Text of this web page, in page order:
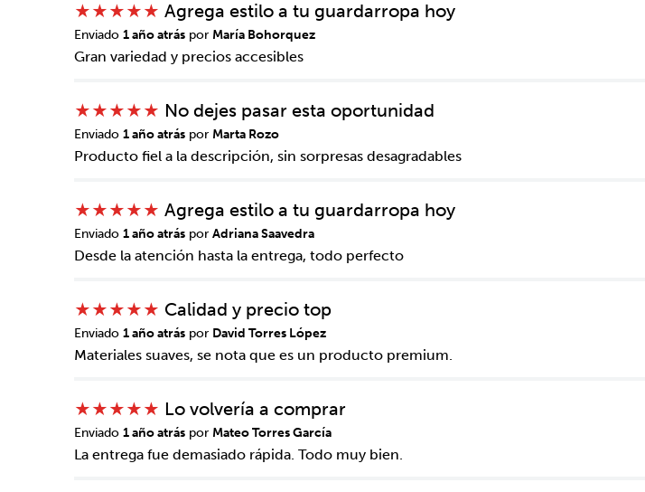
ENVIAR COMENTARIO
★★★★★ Agrega estilo a tu guardarropa hoy
Enviado 1 año atrás por María Bohorquez
Gran variedad y precios accesibles
★★★★★ No dejes pasar esta oportunidad
Enviado 1 año atrás por Marta Rozo
Producto fiel a la descripción, sin sorpresas desagradables
★★★★★ Agrega estilo a tu guardarropa hoy
Enviado 1 año atrás por Adriana Saavedra
Desde la atención hasta la entrega, todo perfecto
★★★★★ Calidad y precio top
Enviado 1 año atrás por David Torres López
Materiales suaves, se nota que es un producto premium.
★★★★★ Lo volvería a comprar
Enviado 1 año atrás por Mateo Torres García
La entrega fue demasiado rápida. Todo muy bien.